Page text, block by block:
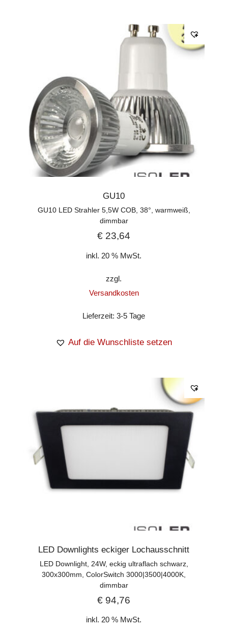
GU10
GU10 LED Strahler 5,5W COB, 38°, warmweiß,
dimmbar
€ 23,64
inkl. 20 % MwSt.
zzgl.
Versandkosten
Lieferzeit:3-5 Tage
Auf die Wunschliste setzen
LED Downlights eckiger Lochausschnitt
LED Downlight, 24W, eckig ultraflach schwarz,
300x300mm, ColorSwitch 3000|3500|4000K,
dimmbar
€ 94,76
inkl. 20 % MwSt.